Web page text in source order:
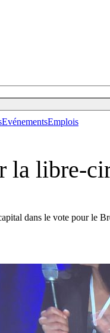
EvénementsEmplois
la libre-
dans le vote pour le